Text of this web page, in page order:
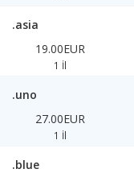
.asia
19.00EUR
1 İl
.uno
27.00EUR
1 İl
.blue